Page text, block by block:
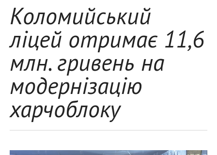
Коломийський
ліцей отримає 11,6
млн. гривень на
модернізацію
харчоблоку